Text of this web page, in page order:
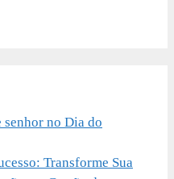
senhor no Dia do
Transforme Sua